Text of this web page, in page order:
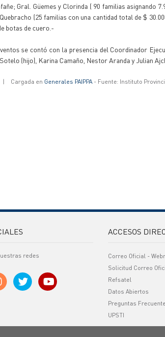
Gral. Güemes y Clorinda ( 90 familias asignando
(25 familias con una cantidad total de $
botas de cuero.-
se contó con la presencia del Coordinador
(hijo), Karina Camaño, Nestor Aranda y Julian
| Cargada en Generales PAIPPA - Fuente: Instituto
redes
ACCESOS
Correo Oficial -
Solicitud Correo
Refsatel
Datos Abiertos
Preguntas
UPSTI